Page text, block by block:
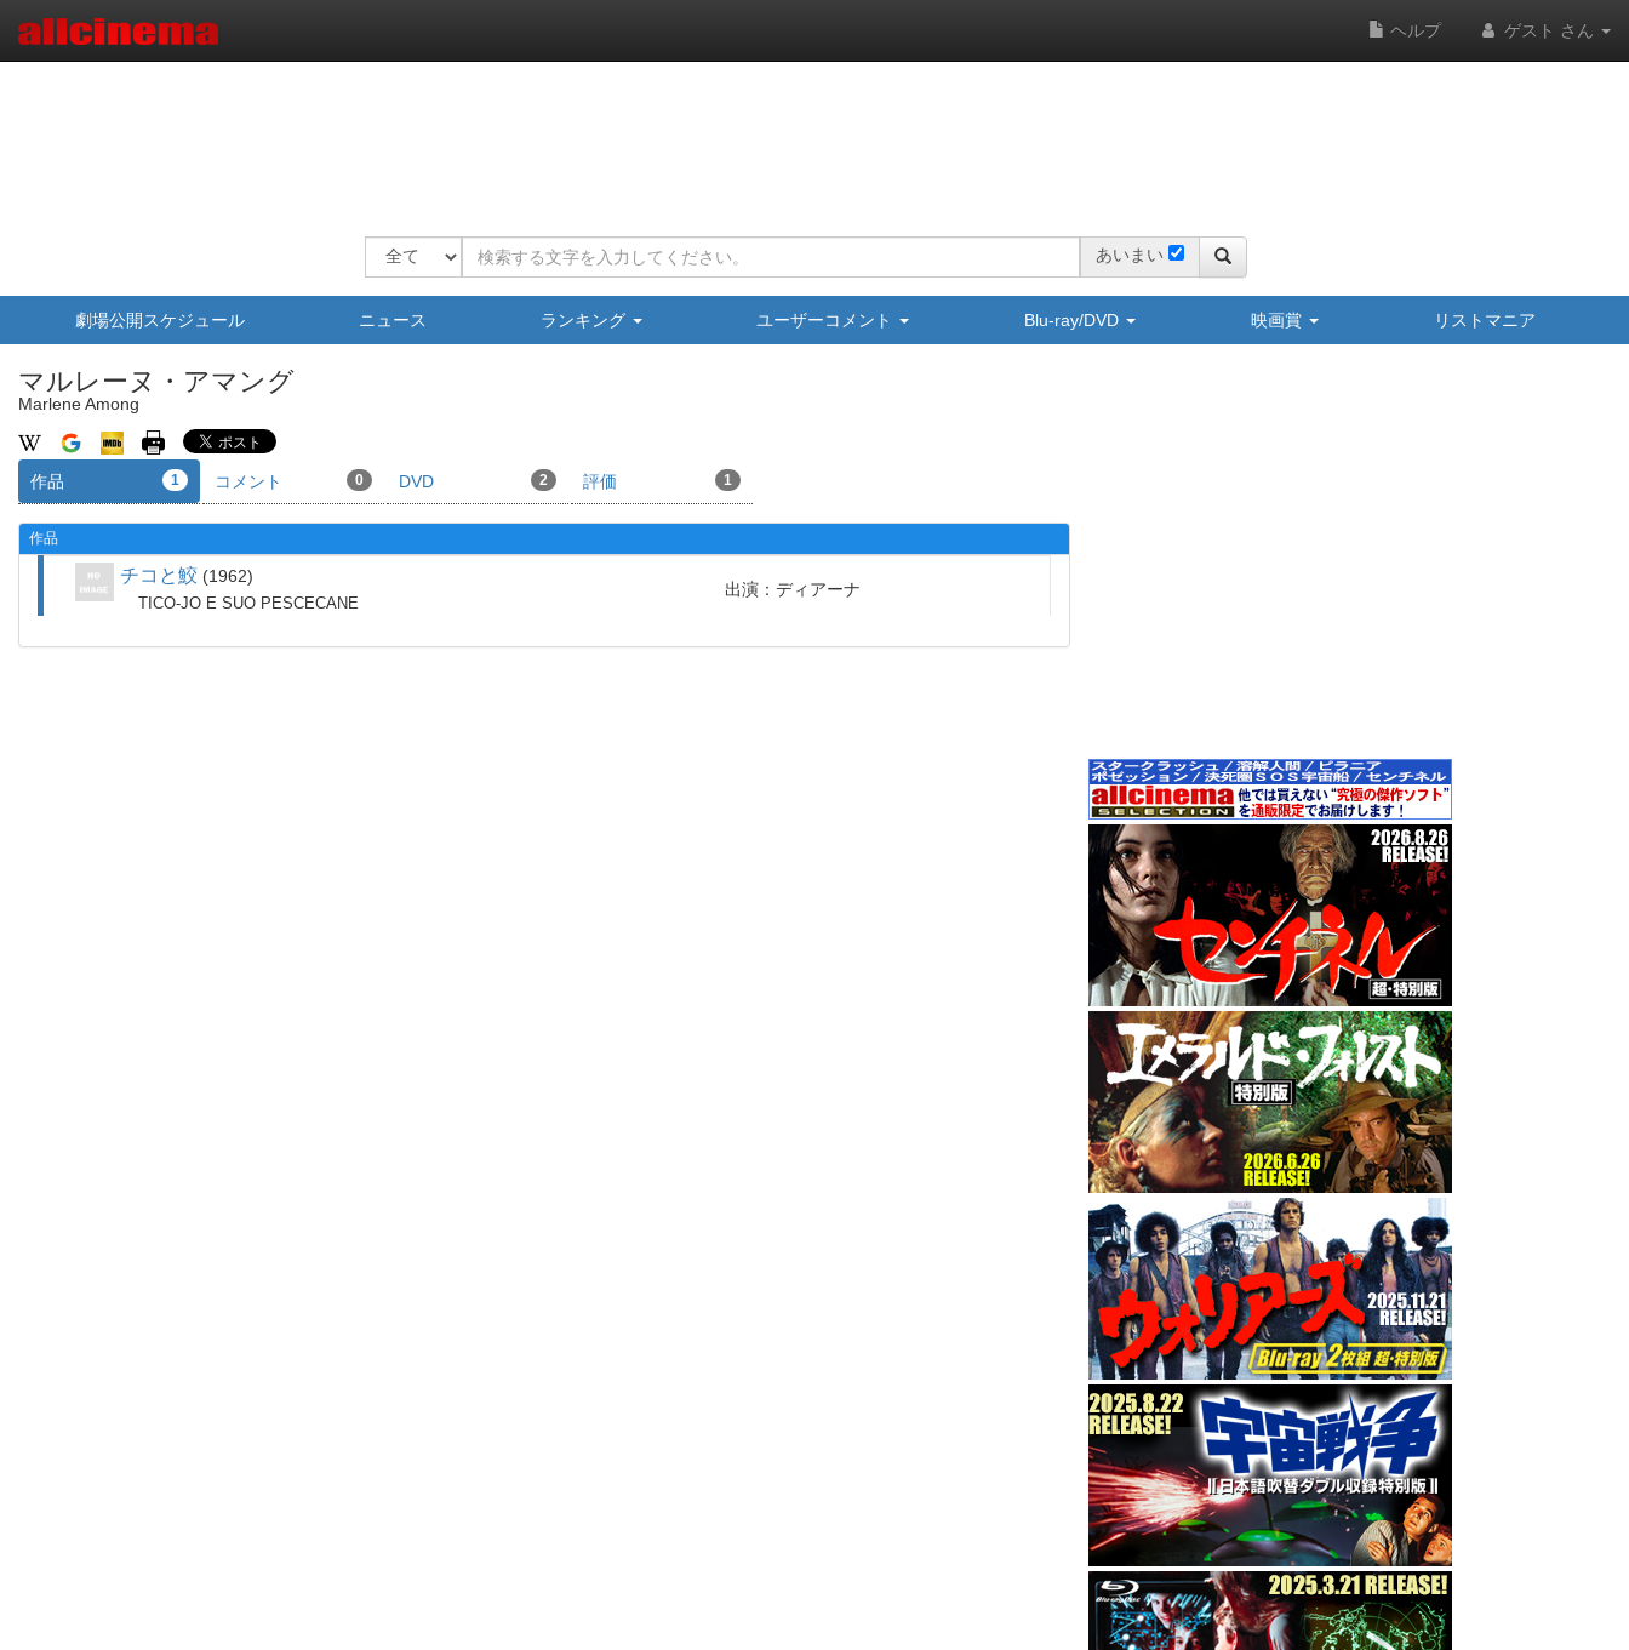
ヘルプ ゲスト さん
あいまい
劇場公開スケジュール ニュース ランキング ユーザーコメント Blu-ray/DVD 映画賞 リストマニア
マルレーヌ・アマング
Marlene Among
作品 1 コメント 0 DVD 2 評価 1
作品
チコと鮫 1962
TICO-JO E SUO PESCECANE
出演：ディアーナ